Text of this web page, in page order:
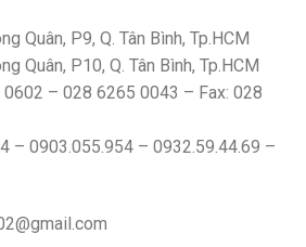
Quân, P9, Q. Tân Bình, Tp.HCM
Quân, P10, Q. Tân Bình, Tp.HCM
– 028 6265 0043 – Fax: 028
– 0903.055.954 – 0932.59.44.69 –